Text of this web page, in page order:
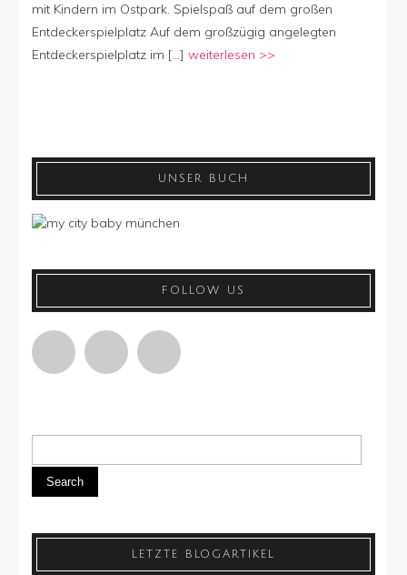
mit Kindern im Ostpark. Spielspaß auf dem großen
Entdeckerspielplatz Auf dem großzügig angelegten
Entdeckerspielplatz im […] weiterlesen >>
UNSER BUCH
FOLLOW US
Search
LETZTE BLOGARTIKEL